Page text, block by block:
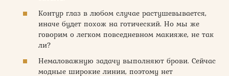
Контур глаз в любом случае растушевывается,
иначе будет похож на готический. Но мы же
говорим о легком повседневном макияже, не так
ли?
Немаловажную задачу выполняют брови. Сейчас
модные широкие линии, поэтому нет